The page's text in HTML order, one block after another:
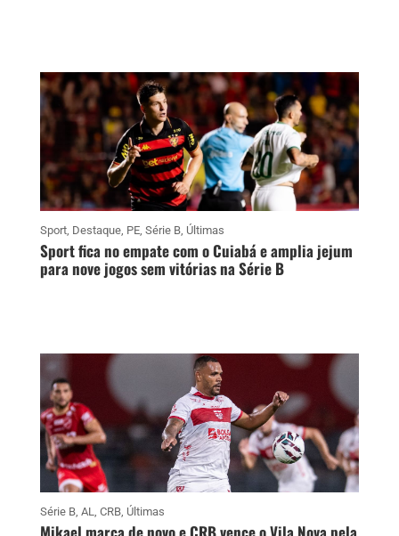
Sport, Destaque, PE, Série B, Últimas
Sport fica no empate com o Cuiabá e amplia jejum
para nove jogos sem vitórias na Série B
Série B, AL, CRB, Últimas